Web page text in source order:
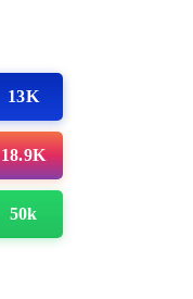
13K
18.9K
50k